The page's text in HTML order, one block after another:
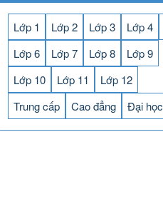
Lớp 1 Lớp 2 Lớp 3 Lớp 4
Lớp 6
Lớp 7 Lớp 8
Lớp 9
Lớp 10
Lớp 11
Lớp 12
Trung cấp
Cao đẳng Đại học